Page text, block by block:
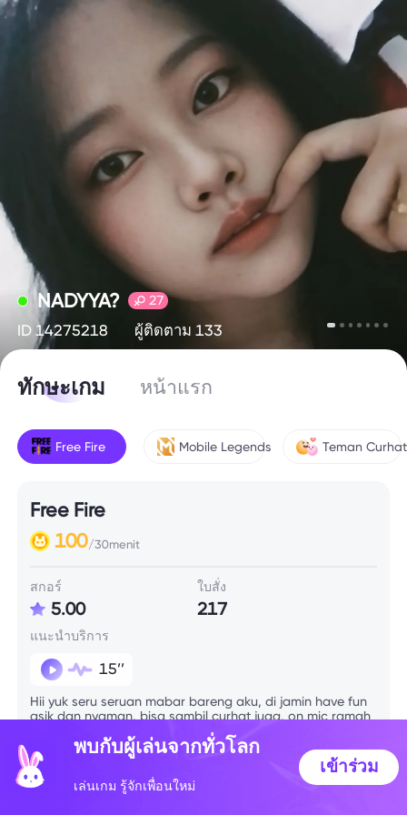
NADYYA? 27
ID 14275218 ผู้ติดตาม 133
ทักษะเกม หน้าแรก
Free Fire Mobile Legends Teman Curhat
Free Fire
100/30menit
สกอร์
5.00
ใบสั่ง
217
แนะนำบริการ
15’’
Hii yuk seru seruan mabar bareng aku, di jamin have fun
asik dan nyaman, bisa sambil curhat juga, on mic ramah
ข้อมูลทักษะ
พบกับผู้เล่นจากทั่วโลก
เล่นเกม รู้จักเพื่อนใหม่
เข้าร่วม